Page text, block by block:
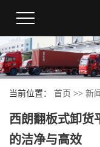
当前位置： 首页 >> 新
西朗翻板式卸货
的洁净与高效